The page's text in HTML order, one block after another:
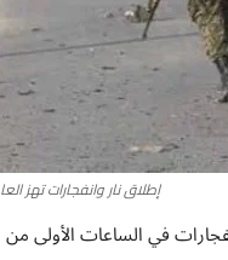
إطلاق نار وانفجارات تهز
في الساعات الأولى من